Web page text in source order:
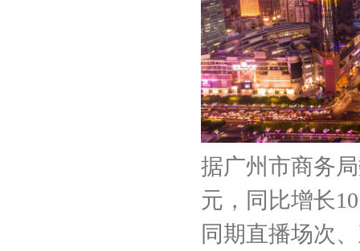
据广州市商务
元，同比增长
同期直播场次